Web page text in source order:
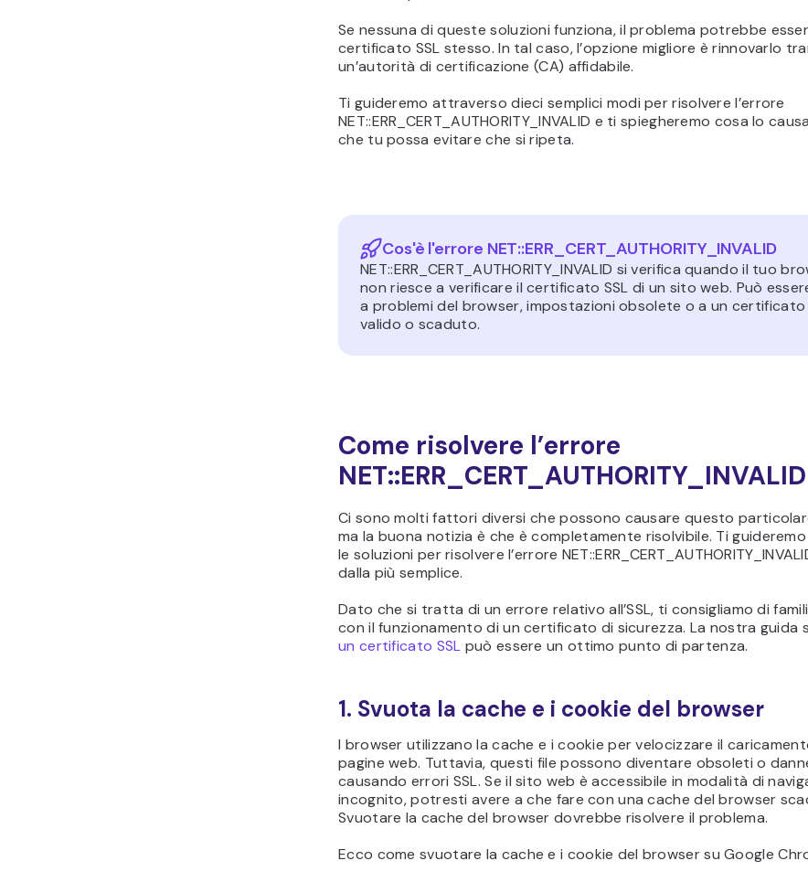
Se nessuna di queste soluzioni funziona, il problema potrebbe
certificato SSL stesso. In tal caso, l’opzione migliore è rinnovarlo
un’autorità di certificazione (CA) affidabile.
Ti guideremo attraverso dieci semplici modi per risolvere l’errore
NET::ERR_CERT_AUTHORITY_INVALID e ti spiegheremo cosa lo
che tu possa evitare che si ripeta.
Cos'è l'errore NET::ERR_CERT_AUTHORITY_INVALID
NET::ERR_CERT_AUTHORITY_INVALID si verifica quando il tuo
non riesce a verificare il certificato SSL di un sito web. Può
a problemi del browser, impostazioni obsolete o a un certificato
valido o scaduto.
Come risolvere l’errore
NET::ERR_CERT_AUTHORITY_INVALID
Ci sono molti fattori diversi che possono causare questo
ma la buona notizia è che è completamente risolvibile. Ti
le soluzioni per risolvere l’errore
dalla più semplice.
Dato che si tratta di un errore relativo all’SSL, ti consigliamo di
con il funzionamento di un certificato di sicurezza. La nostra guida
un certificato SSL può essere un ottimo punto di partenza.
1. Svuota la cache e i cookie del browser
I browser utilizzano la cache e i cookie per velocizzare il
pagine web. Tuttavia, questi file possono diventare obsoleti o
causando errori SSL. Se il sito web è accessibile in modalità di
incognito, potresti avere a che fare con una cache del browser
Svuotare la cache del browser dovrebbe risolvere il problema.
Ecco come svuotare la cache e i cookie del browser su Google